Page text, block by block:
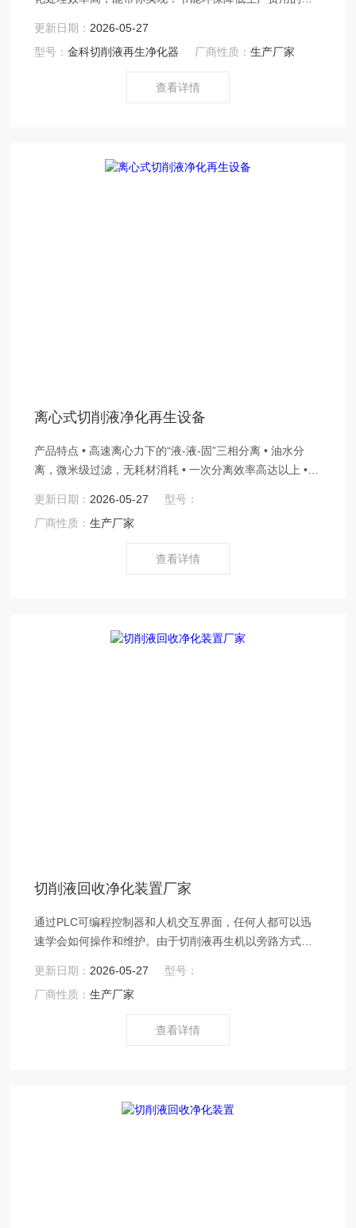
更新日期： 2026-05-27
型号：金科切削液再生净化器 厂商性质：生产厂家
查看详情
离心式切削液净化再生设备
产品特点 • 高速离心力下的“液-液-固”三相分离 • 油水分
离，微米级过滤，无耗材消耗 • 一次分离效率高达以上 •
利用的价值
更新日期： 2026-05-27
型号：
厂商性质：生产厂家
查看详情
切削液回收净化装置厂家
通过PLC可编程控制器和人机交互界面，任何人都可以迅
速学会如何操作和维护。由于切削液再生机以旁路方式操
可以净化冷却液。能够同时去除冷却液中的污染物如杂
油、油脂、金属颗粒、以及其他形式的固体颗粒，精度可
更新日期： 2026-05-27
型号：
厂商性质：生产厂家
查看详情